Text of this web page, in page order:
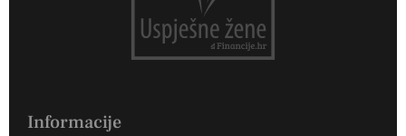
Informacije